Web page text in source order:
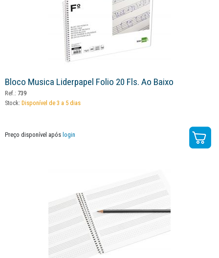
Bloco Musica Liderpapel Folio 20 Fls. Ao Baixo
Ref.: 739
Stock: Disponível de 3 a 5 dias
Preço disponível após login